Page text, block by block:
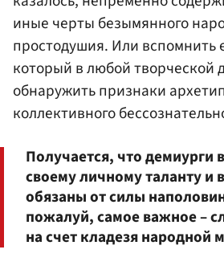
иные черты безымянного
простодушия. Или вспомнить
который в любой творческой
обнаружить признаки
коллективного
Получается, что демиурги
своему личному таланту и
обязаны от силы
пожалуй, самое важное –
на счет кладезя народной